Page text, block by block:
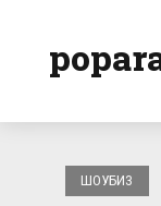
ШОУБИЗ